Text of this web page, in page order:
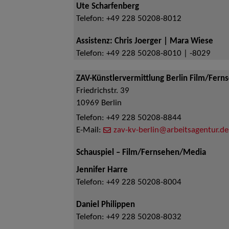
Ute Scharfenberg
Telefon: +49 228 50208-8012
Assistenz: Chris Joerger | Mara Wiese
Telefon: +49 228 50208-8010 | -8029
ZAV-Künstlervermittlung Berlin Film/
Friedrichstr. 39
10969 Berlin
Telefon: +49 228 50208-8844
E-Mail:
zav-kv-berlin@arbeitsagentur.de
Schauspiel – Film/Fernsehen/Media
Jennifer Harre
Telefon: +49 228 50208-8004
Daniel Philippen
Telefon: +49 228 50208-8032